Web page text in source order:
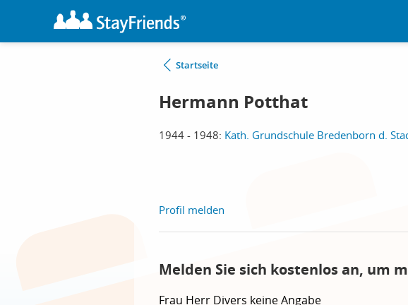
Startseite
Hermann Potthat
1944 - 1948: Kath. Grundschule Bredenborn d.
Profil melden
Melden Sie sich kostenlos an, um
Frau Herr Divers keine Angabe